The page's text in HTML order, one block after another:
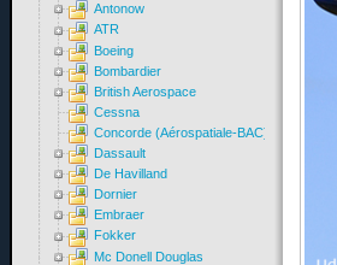
Antonow
ATR
Boeing
Bombardier
British Aerospace
Cessna
Concorde (Aérospatiale-BAC)
Dassault
De Havilland
Dornier
Embraer
Fokker
Mc Donell Douglas